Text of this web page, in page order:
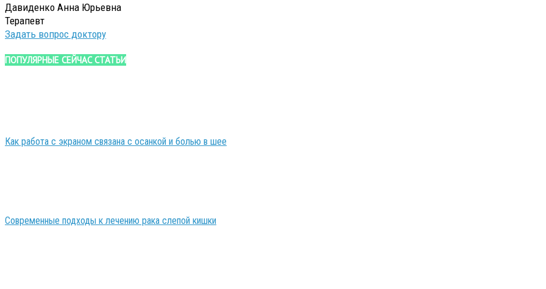
Давиденко Анна Юрьевна
Терапевт
Задать вопрос доктору
ПОПУЛЯРНЫЕ СЕЙЧАС СТАТЬИ
Как работа с экраном связана с осанкой и болью в шее
Современные подходы к лечению рака слепой кишки